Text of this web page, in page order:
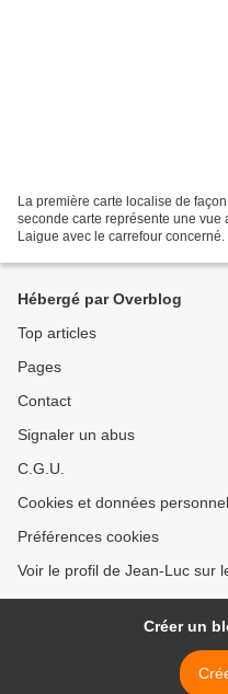
La première carte localise de
seconde carte représente une
Laigue avec le carrefour
Hébergé par Overblog
Top articles
Pages
Contact
Signaler un abus
C.G.U.
Cookies et données
Préférences cookies
Voir le profil de Jean-Luc sur
Créer un